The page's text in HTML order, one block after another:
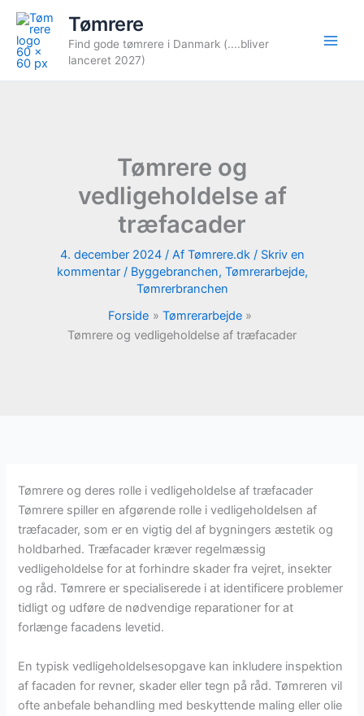
indholdet
Tømrere
Find gode tømrere i Danmark (....bliver
lanceret 2027)
Tømrere og
vedligeholdelse af
træfacader
4. december 2024 / Af Tømrere.dk / Skriv en
kommentar / Byggebranchen, Tømrerarbejde,
Tømrerbranchen
Forside
Tømrerarbejde
Tømrere og vedligeholdelse af træfacader
Tømrere og deres rolle i vedligeholdelse af træfacader
Tømrere spiller en afgørende rolle i vedligeholdelsen af
træfacader, som er en vigtig del af bygningers æstetik og
holdbarhed. Træfacader kræver regelmæssig
vedligeholdelse for at forhindre skader fra vejret, insekter
og råd. Tømrere er specialiserede i at identificere problemer
tidligt og udføre de nødvendige reparationer for at
forlænge facadens levetid.
En typisk vedligeholdelsesopgave kan inkludere inspektion
af facaden for revner, skader eller tegn på råd. Tømreren vil
ofte anbefale behandling med beskyttende maling eller olie